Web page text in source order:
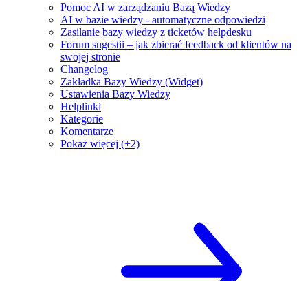
Pomoc AI w zarządzaniu Bazą Wiedzy
AI w bazie wiedzy - automatyczne odpowiedzi
Zasilanie bazy wiedzy z ticketów helpdesku
Forum sugestii – jak zbierać feedback od klientów na
swojej stronie
Changelog
Zakładka Bazy Wiedzy (Widget)
Ustawienia Bazy Wiedzy
Helplinki
Kategorie
Komentarze
Pokaż więcej (+2)